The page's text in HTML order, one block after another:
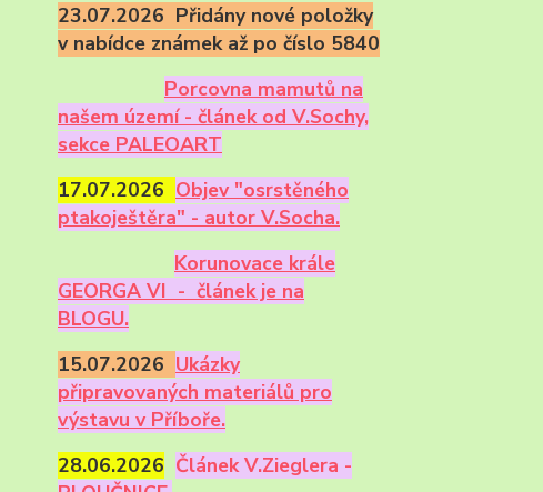
23.07.2026 Přidány nové položky
v nabídce známek až po číslo 5840
Porcovna mamutů na
našem území - článek od V.Sochy,
sekce PALEOART
17.07.2026 Objev "osrstěného
ptakoještěra" - autor V.Socha.
Korunovace krále
GEORGA VI - článek je na
BLOGU.
15.07.2026 Ukázky
připravovaných materiálů pro
výstavu v Příboře.
28.06.2026 Článek V.Zieglera -